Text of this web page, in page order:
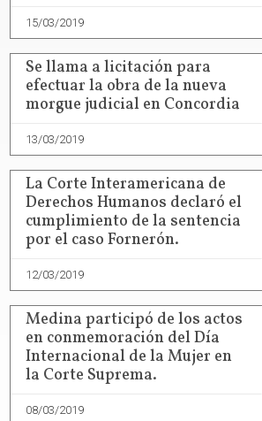
15/03/2019
Se llama a licitación para
efectuar la obra de la nueva
morgue judicial en Concordia
13/03/2019
La Corte Interamericana de
Derechos Humanos declaró el
cumplimiento de la sentencia
por el caso Fornerón.
12/03/2019
Medina participó de los actos
en conmemoración del Día
Internacional de la Mujer en
la Corte Suprema.
08/03/2019